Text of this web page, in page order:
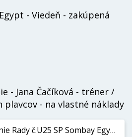
- Viedeň - zakúpená
- Jana Čačíková - tréner /
- na vlastné náklady
Uznesenie a hlasovanie Rady č.U25 SP Sombay Egypt DP.pdf